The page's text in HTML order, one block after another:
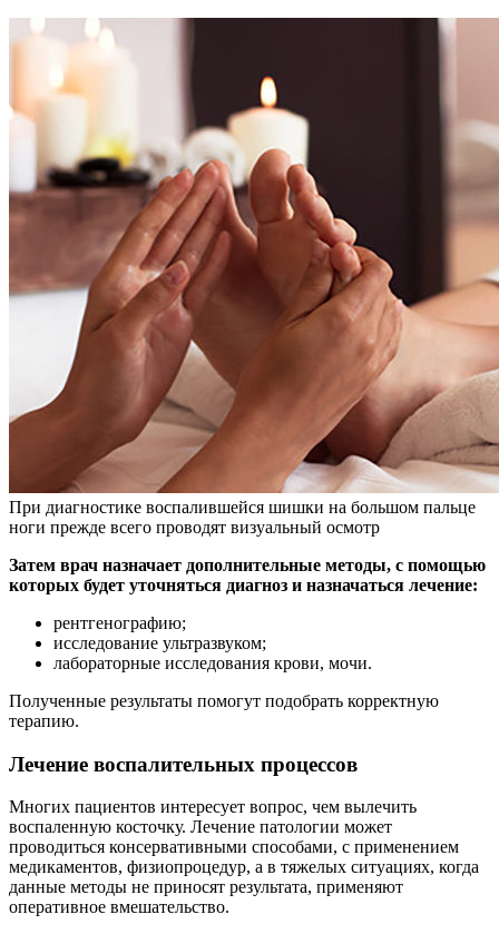
При диагностике воспалившейся шишки на большом пальце
ноги прежде всего проводят визуальный осмотр
Затем врач назначает дополнительные методы, с помощью
которых будет уточняться диагноз и назначаться лечение:
рентгенографию;
исследование ультразвуком;
лабораторные исследования крови, мочи.
Полученные результаты помогут подобрать корректную
терапию.
Лечение воспалительных процессов
Многих пациентов интересует вопрос, чем вылечить
воспаленную косточку. Лечение патологии может
проводиться консервативными способами, с применением
медикаментов, физиопроцедур, а в тяжелых ситуациях, когда
данные методы не приносят результата, применяют
оперативное вмешательство.